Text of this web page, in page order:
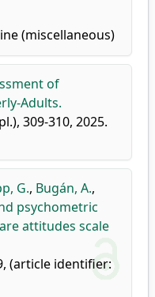
(miscellaneous)
of
Adults.
309-310, 2025.
G., Bugán, A.,
psychometric
attitudes scale
(article identifier: